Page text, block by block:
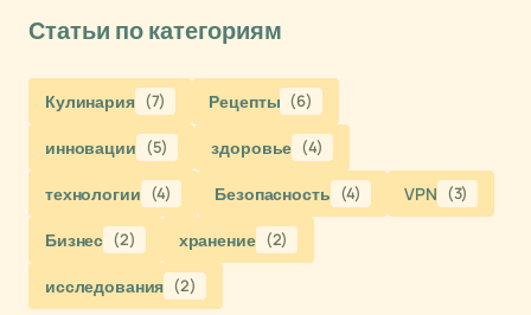
Статьи по категориям
Кулинария (7) Рецепты (6)
инновации (5) здоровье (4)
технологии (4) Безопасность (4) VPN (3)
Бизнес (2) хранение (2)
исследования (2)